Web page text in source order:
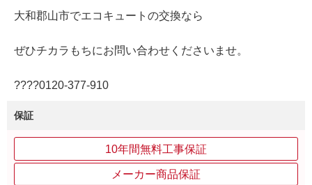
大和郡山市でエコキュートの交換なら
ぜひチカラもちにお問い合わせくださいませ。
????0120‐377‐910
保証
10年間無料工事保証
メーカー商品保証